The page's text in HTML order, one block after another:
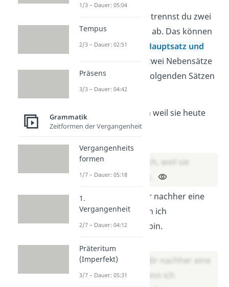
Mit einem Komma trennst du zwei
Sätze voneinander ab. Das können
zwei Hauptsätze,
Hauptsatz und
sowie zwei Nebensätze
sein. Setze in den folgenden Sätzen
ein Komma.
Sie ist glücklich weil sie heute
frei hat.
Lösung:
Sie ist glücklich, weil sie
heute frei hat.
Ich schreibe dir nachher eine
Nachricht wenn ich
angekommen bin.
Ich schreibe dir nachher eine
Nachricht, wenn ich
1/3 – Dauer: 05:04
Tempus
2/3 – Dauer: 02:51
Präsens
3/3 – Dauer: 04:42
Grammatik
Zeitformen der Vergangenheit
Vergangenheits
formen
1/7 – Dauer: 05:18
1.
Vergangenheit
2/7 – Dauer: 04:12
Präteritum
(Imperfekt)
3/7 – Dauer: 05:31